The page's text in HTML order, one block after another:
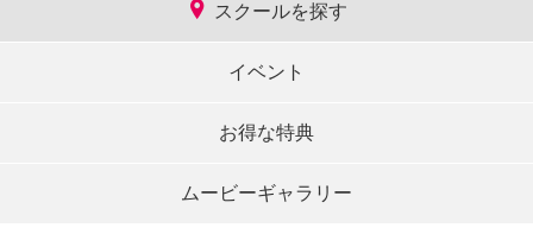
スクールを探す
イベント
お得な特典
ムービーギャラリー